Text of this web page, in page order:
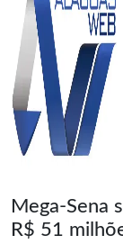
Mega-Sena
R$ 51